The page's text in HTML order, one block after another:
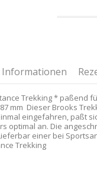
Informationen
Trekking * paßend
87 mm Dieser Brooks
eingefahren, paßt
optimal an. Die
einer bei
Trekking